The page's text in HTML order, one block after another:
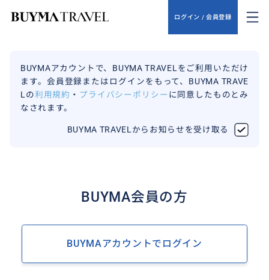
ログイン / 会員登録
BUYMAアカウントで、BUYMA TRAVELをご利用いただけ
ます。会員登録またはログインをもって、BUYMA TRAVE
Lの利用規約 ・ プライバシーポリシー に同意したものとみ
なされます。
BUYMA TRAVELからお知らせを受け取る
BUYMA会員の方
BUYMAアカウントでログイン